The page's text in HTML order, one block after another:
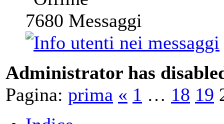
7680 Messaggi
Administrator has
Pagina: prima « 1 … 18 19